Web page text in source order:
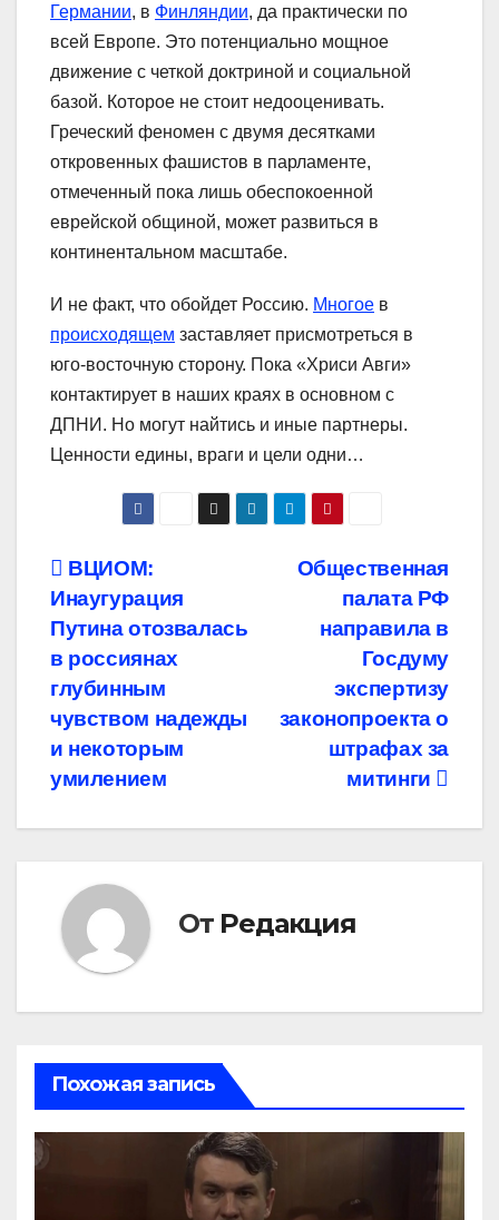
Германии, в Финляндии, да практически по
всей Европе. Это потенциально мощное
движение с четкой доктриной и социальной
базой. Которое не стоит недооценивать.
Греческий феномен с двумя десятками
откровенных фашистов в парламенте,
отмеченный пока лишь обеспокоенной
еврейской общиной, может развиться в
континентальном масштабе.
И не факт, что обойдет Россию. Многое в
происходящем заставляет присмотреться в
юго-восточную сторону. Пока «Хриси Авги»
контактирует в наших краях в основном с
ДПНИ. Но могут найтись и иные партнеры.
Ценности едины, враги и цели одни…
Навигация
по
записям
Общественная
палата РФ
направила в
Госдуму
экспертизу
законопроекта о
штрафах за
митинги
ВЦИОМ:
Инаугурация
Путина отозвалась
в россиянах
глубинным
чувством надежды
и некоторым
умилением
От Редакция
Похожая запись